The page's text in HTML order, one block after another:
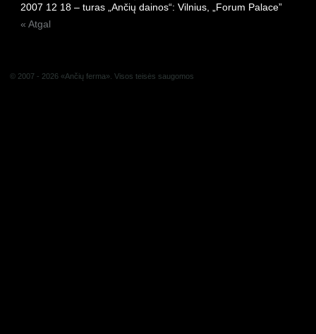
2007 12 18 – turas „Ančių dainos“: Vilnius, „Forum Palace”
« Atgal
© 2007 - 2026 «Ančių ferma». Visos teisės saugomos